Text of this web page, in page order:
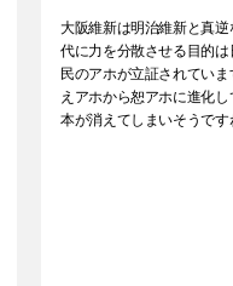
大阪維新は明治維新と真
代に力を分散させる目的
民のアホが立証されてい
えアホから恕アホに進化
本が消えてしまいそうです